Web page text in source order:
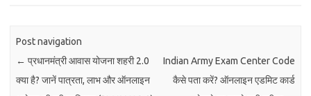
Post navigation
← प्रधानमंत्री आवास योजना शहरी 2.0
क्या है? जानें पात्रता, लाभ और ऑनलाइन
Indian Army Exam Center Code
कैसे पता करें? ऑनलाइन एडमिट कार्ड